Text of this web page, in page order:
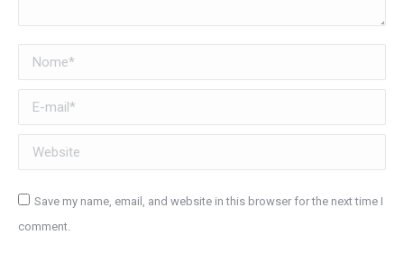
Nome *
E-mail *
Website
Save my name, email, and website in this browser for the next time I
comment.